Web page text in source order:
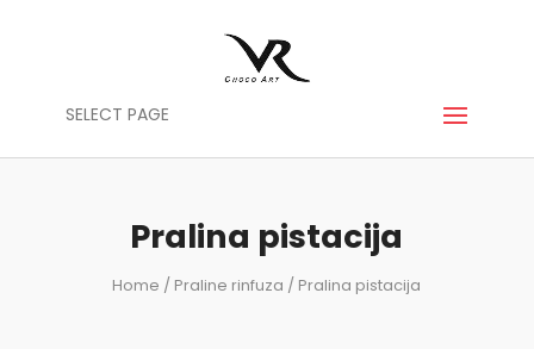
SELECT PAGE
Pralina pistacija
Home / Praline rinfuza / Pralina pistacija